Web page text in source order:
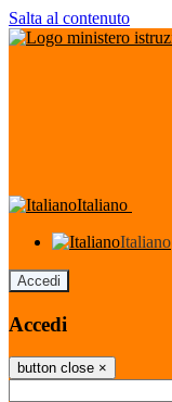
Salta al contenuto
Italiano
Italiano
Accedi
Accedi
button close ×